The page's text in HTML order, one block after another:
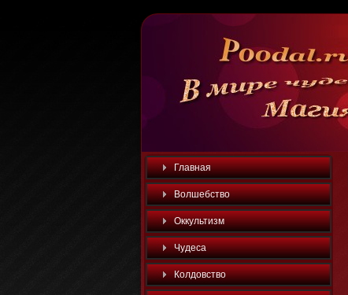
Главная
Волшебство
Оккультизм
Чудеса
Колдовство